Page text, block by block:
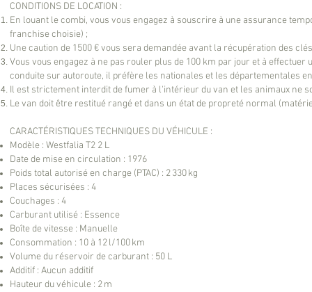
CONDITIONS DE LOCATION :
En louant le combi, vous vous engagez à souscrire à une assurance
franchise choisie) ;
Une caution de 1500 € vous sera demandée avant la récupération des
Vous vous engagez à ne pas rouler plus de 100 km par jour et à
conduite sur autoroute, il préfère les nationales et les départementales
Il est strictement interdit de fumer à l'intérieur du van et les animaux ne
Le van doit être restitué rangé et dans un état de propreté normal
CARACTÉRISTIQUES TECHNIQUES DU VÉHICULE :
Modèle : Westfalia T2 2 L
Date de mise en circulation : 1976
Poids total autorisé en charge (PTAC) : 2 330 kg
Places sécurisées : 4
Couchages : 4
Carburant utilisé : Essence
Boîte de vitesse : Manuelle
Consommation : 10 à 12 l/100 km
Volume du réservoir de carburant : 50 L
Additif : Aucun additif
Hauteur du véhicule : 2 m